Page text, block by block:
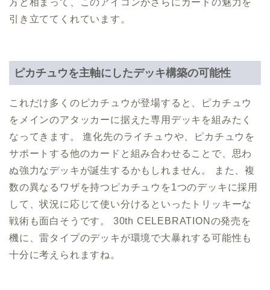
方と相まって、このアイコンがさらにカードの魅力を
引き立ててくれています。
ピカチュウを主軸にしたデッキ構築の可能性
これだけ多くのピカチュウが登場すると、ピカチュウ
をメインのアタッカーに据えた専用デッキを組みたく
なってきます。 進化先のライチュウや、ピカチュウを
サポートする他のカードと組み合わせることで、思わ
ぬ強力なデッキが誕生するかもしれません。 また、複
数の異なるワザを持つピカチュウを1つのデッキに採用
して、状況に応じて使い分けるといったトリッキーな
戦術も面白そうです。 30th CELEBRATIONの発売を
機に、雷タイプのデッキが環境で大暴れする可能性も
十分に考えられますね。